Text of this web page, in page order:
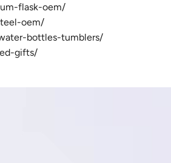
flask-oem/
oem/
bottles-tumblers/
gifts/